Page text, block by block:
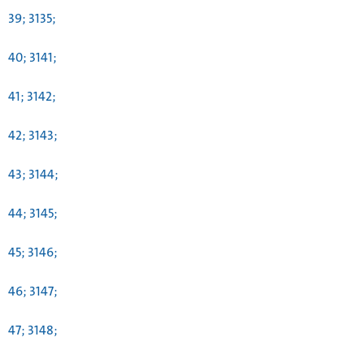
39; 3135;
40; 3141;
41; 3142;
42; 3143;
43; 3144;
44; 3145;
45; 3146;
46; 3147;
47; 3148;